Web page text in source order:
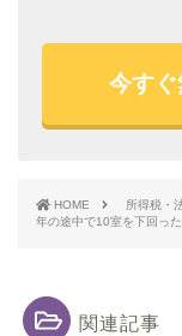
今すぐ
HOME 所得税・
年の途中で10室を下回っ
関連記事